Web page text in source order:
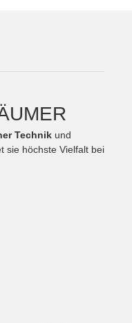
Technik und
sie höchste Vielfalt bei